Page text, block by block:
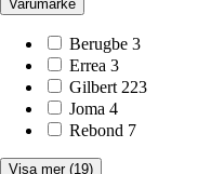
Varumärke
Berugbe 3
Errea 3
Gilbert 223
Joma 4
Rebond 7
Visa mer (19)